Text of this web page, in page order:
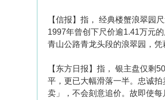
【信报】指， 经典楼蟹浪翠园
1997年曾创下尺价逾1.41万元
青山公路青龙头段的浪翠园，
【东方日报】指， 银主盘仅剩
平，更已大幅滑落一半。忠诚
卖」，不会刻意追价。故即使每